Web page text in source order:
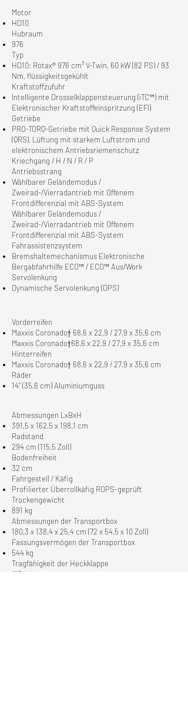
Motor
HD10
Hubraum
976
Typ
HD10: Rotax® 976 cm³ V-Twin, 60 kW (82 PS) / 93
Nm, flüssigkeitsgekühlt
Kraftstoffzufuhr
Intelligente Drosselklappensteuerung (iTC™) mit
Elektronischer Kraftstoffeinspritzung (EFI)
Getriebe
PRO-TORQ-Getriebe mit Quick Response System
(QRS), Lüftung mit starkem Luftstrom und
elektronischem Antriebsriemenschutz
Kriechgang / H / N / R / P
Antriebsstrang
Wählbarer Geländemodus /
Zweirad-/Vierradantrieb mit Offenem
Frontdifferenzial mit ABS-System
Wählbarer Geländemodus /
Zweirad-/Vierradantrieb mit Offenem
Frontdifferenzial mit ABS-System
Fahrassistenzsystem
Bremshaltemechanismus Elektronische
Bergabfahrhilfe ECO™ / ECO™ Aus/Work
Servolenkung
Dynamische Servolenkung (DPS)
Vorderreifen
Maxxis Coronado† 68,6 x 22,9 / 27,9 x 35,6 cm
Maxxis Coronado†68,6 x 22,9 / 27,9 x 35,6 cm
Hinterreifen
Maxxis Coronado† 68,6 x 22,9 / 27,9 x 35,6 cm
Räder
14“ (35,6 cm) Aluminiumguss
Abmessungen LxBxH
391,5 x 162,5 x 198,1 cm
Radstand
294 cm (115,5 Zoll)
Bodenfreiheit
32 cm
Fahrgestell / Käfig
Profilierter Überrollkäfig ROPS-geprüft
Trockengewicht
891 kg
Abmessungen der Transportbox
180,3 x 138,4 x 25,4 cm (72 x 54,5 x 10 Zoll)
Fassungsvermögen der Transportbox
544 kg
Tragfähigkeit der Heckklappe
113,4 kg